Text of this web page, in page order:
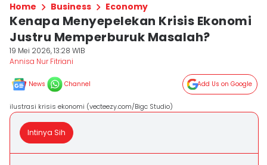
Home Business Economy
Kenapa Menyepelekan Krisis Ekonomi
Justru Memperburuk Masalah?
19 Mei 2026, 13:28 WIB
Annisa Nur Fitriani
News Channel Add Us on Google
ilustrasi krisis ekonomi (vecteezy.com/Bigc Studio)
Intinya Sih